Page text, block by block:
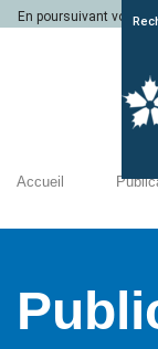
En poursuivant votre
Accueil